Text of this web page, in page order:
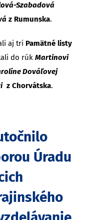
Szabadová
z Rumunska.
aj tri Pamätné listy
do rúk Martinovi
Dováľovej
z Chorvátska.
Úradu